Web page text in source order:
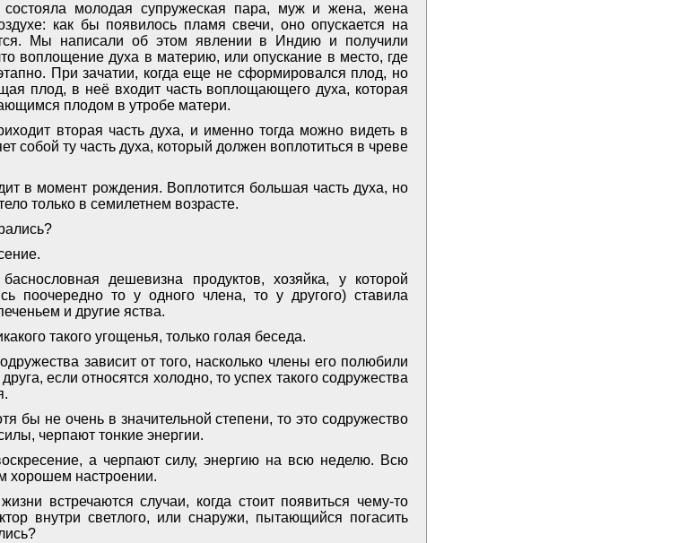
молодая супружеская пара, муж и жена, жена
как бы появилось пламя свечи, оно опускается на
Мы написали об этом явлении в Индию и получили
воплощение духа в материю, или опускание в место, где
При зачатии, когда еще не сформировался плод, но
плод, в неё входит часть воплощающего духа, которая
плодом в утробе матери.
вторая часть духа, и именно тогда можно видеть в
собой ту часть духа, который должен воплотиться в чреве
в момент рождения. Воплотится большая часть духа, но
только в семилетнем возрасте.
дешевизна продуктов, хозяйка, у которой
поочередно то у одного члена, то у другого) ставила
и другие яства.
такого угощенья, только голая беседа.
зависит от того, насколько члены его полюбили
если относятся холодно, то успех такого содружества
бы не очень в значительной степени, то это содружество
черпают тонкие энергии.
а черпают силу, энергию на всю неделю. Всю
хорошем настроении.
встречаются случаи, когда стоит появиться чему-то
внутри светлого, или снаружи, пытающийся погасить